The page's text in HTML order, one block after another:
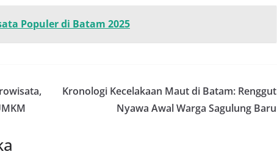
Populer di Batam 2025
Kronologi Kecelakaan Maut di Batam: Renggut
Nyawa Awal Warga Sagulung Baru